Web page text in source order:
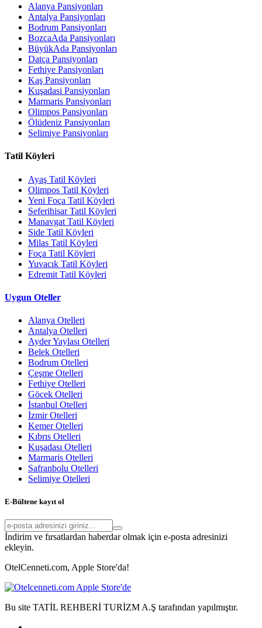
Alanya Pansiyonları
Antalya Pansiyonları
Bodrum Pansiyonları
BozcaAda Pansiyonları
BüyükAda Pansiyonları
Datça Pansiyonları
Fethiye Pansiyonları
Kaş Pansiyonları
Kuşadasi Pansiyonları
Marmaris Pansiyonları
Olimpos Pansiyonları
Ölüdeniz Pansiyonları
Selimiye Pansiyonları
Tatil Köyleri
Ayaş Tatil Köyleri
Olimpos Tatil Köyleri
Yeni Foça Tatil Köyleri
Seferihisar Tatil Köyleri
Manavgat Tatil Köyleri
Side Tatil Köyleri
Milas Tatil Köyleri
Foça Tatil Köyleri
Yuvacık Tatil Köyleri
Edremit Tatil Köyleri
Uygun Oteller
Alanya Otelleri
Antalya Otelleri
Ayder Yaylası Otelleri
Belek Otelleri
Bodrum Otelleri
Çeşme Otelleri
Fethiye Otelleri
Göcek Otelleri
İstanbul Otelleri
İzmir Otelleri
Kemer Otelleri
Kıbrıs Otelleri
Kuşadası Otelleri
Marmaris Otelleri
Safranbolu Otelleri
Selimiye Otelleri
E-Bültene kayıt ol
İndirim ve fırsatlardan haberdar olmak için e-posta adresinizi
ekleyin.
OtelCenneti.com, Apple Store'da!
Bu site TATİL REHBERİ TURİZM A.Ş tarafından yapılmıştır.